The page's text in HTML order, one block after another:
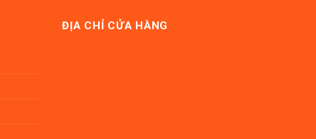
ĐỊA CHỈ CỬA HÀNG